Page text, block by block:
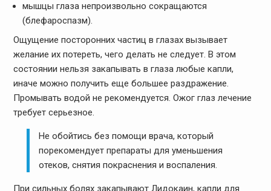
мышцы глаза непроизвольно сокращаются
(блефароспазм).
Ощущение посторонних частиц в глазах вызывает
желание их потереть, чего делать не следует. В этом
состоянии нельзя закапывать в глаза любые капли,
иначе можно получить еще большее раздражение.
Промывать водой не рекомендуется. Ожог глаз лечение
требует серьезное.
Не обойтись без помощи врача, который
порекомендует препараты для уменьшения
отеков, снятия покраснения и воспаления.
При сильных болях закапывают Лидокаин, капли для